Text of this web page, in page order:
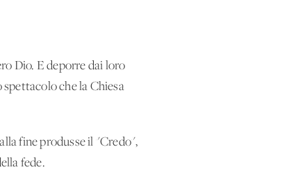
Dio. E deporre dai loro
che la Chiesa
fine produsse il "Credo",
della fede.